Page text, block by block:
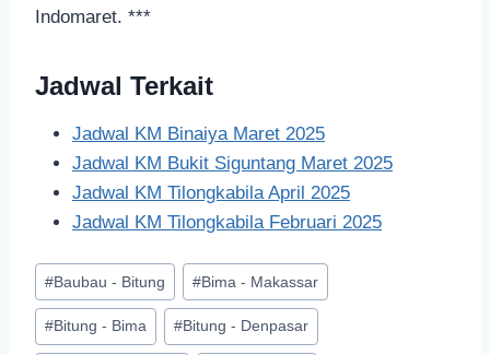
Indomaret. ***
Jadwal Terkait
Jadwal KM Binaiya Maret 2025
Jadwal KM Bukit Siguntang Maret 2025
Jadwal KM Tilongkabila April 2025
Jadwal KM Tilongkabila Februari 2025
#Baubau - Bitung #Bima - Makassar
#Bitung - Bima #Bitung - Denpasar